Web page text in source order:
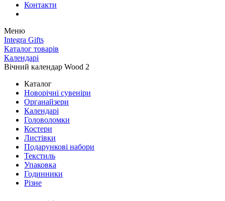
Контакти
Меню
Integra Gifts
Каталог товарів
Календарі
Вічний календар Wood 2
Каталог
Новорічні сувеніри
Органайзери
Календарі
Головоломки
Костери
Листівки
Подарункові набори
Текстиль
Упаковка
Годинники
Різне